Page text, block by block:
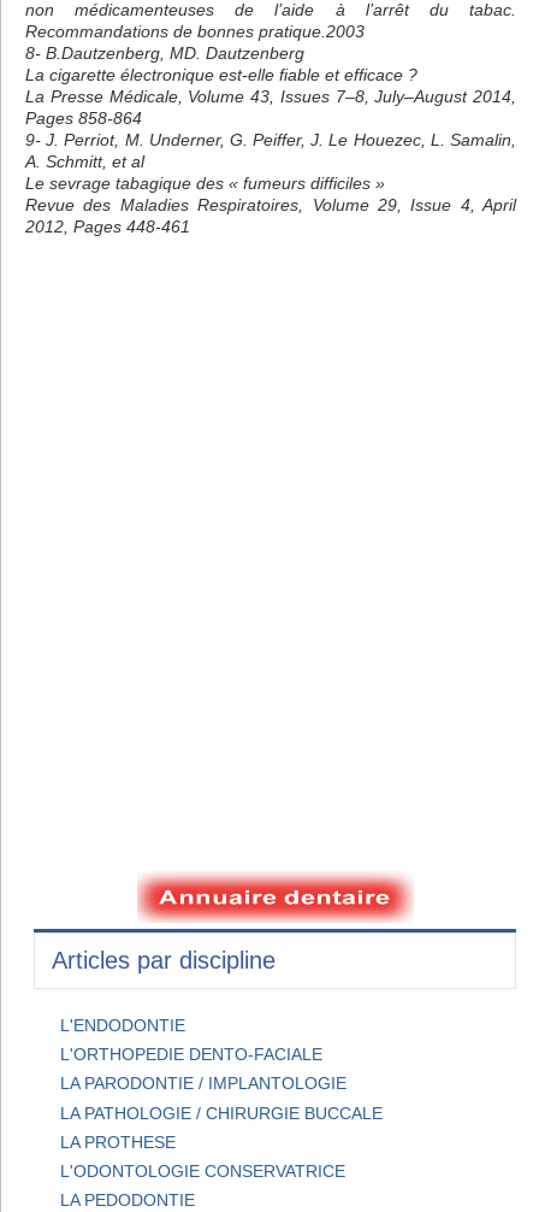
non médicamenteuses de l’aide à l’arrêt du tabac.
Recommandations de bonnes pratique.2003
8- B.Dautzenberg, MD. Dautzenberg
La cigarette électronique est-elle fiable et efficace ?
La Presse Médicale, Volume 43, Issues 7–8, July–August 2014,
Pages 858-864
9- J. Perriot, M. Underner, G. Peiffer, J. Le Houezec, L. Samalin,
A. Schmitt, et al
Le sevrage tabagique des « fumeurs difficiles »
Revue des Maladies Respiratoires, Volume 29, Issue 4, April
2012, Pages 448-461
Articles par discipline
L'ENDODONTIE
L'ORTHOPEDIE DENTO-FACIALE
LA PARODONTIE / IMPLANTOLOGIE
LA PATHOLOGIE / CHIRURGIE BUCCALE
LA PROTHESE
L'ODONTOLOGIE CONSERVATRICE
LA PEDODONTIE